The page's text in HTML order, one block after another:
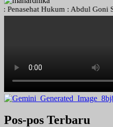
Hukum : Abdul Goni
Pos-pos Terbaru